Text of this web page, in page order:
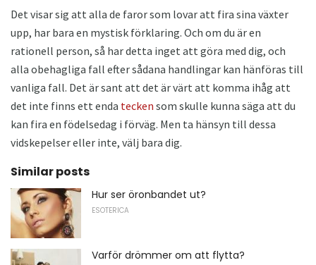
Det visar sig att alla de faror som lovar att fira sina växter
upp, har bara en mystisk förklaring. Och om du är en
rationell person, så har detta inget att göra med dig, och
alla obehagliga fall efter sådana handlingar kan hänföras till
vanliga fall. Det är sant att det är värt att komma ihåg att
det inte finns ett enda tecken som skulle kunna säga att du
kan fira en födelsedag i förväg. Men ta hänsyn till dessa
vidskepelser eller inte, välj bara dig.
Similar posts
Hur ser öronbandet ut?
ESOTERICA
Varför drömmer om att flytta?